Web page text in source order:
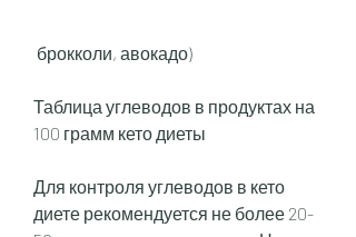
брокколи, авокадо)
Таблица углеводов в продуктах на
100 грамм кето диеты
Для контроля углеводов в кето
диете рекомендуется не более 20-